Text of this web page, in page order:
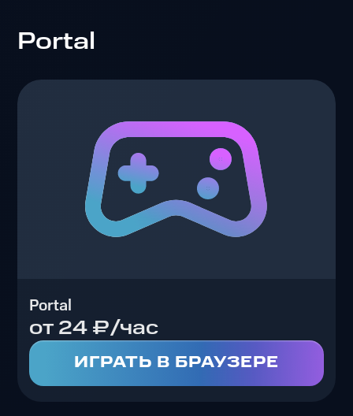
Portal
Portal
от 24 ₽/час
ИГРАТЬ В БРАУЗЕРЕ